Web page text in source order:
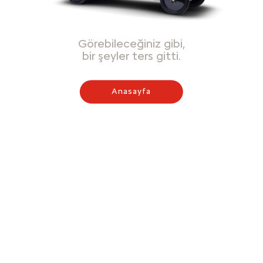
Görebileceğiniz gibi,
bir şeyler ters gitti.
Anasayfa